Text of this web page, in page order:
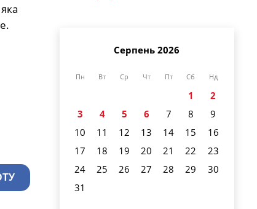
Серпень 2026
Пн Вт Ср Чт Пт Сб Нд
1
2
3
4 5 6 7 8
9
10
11 12 13 14 15
16
17
18 19 20 21 22
23
24
25 26 27 28 29
30
31